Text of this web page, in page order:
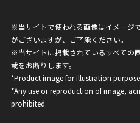
※当サイトで使われる画像はイメージ
がございますが、ご了承ください。
※当サイトに掲載されているすべての
載をお断りします。
*Product image for illustration
*Any use or reproduction of image,
prohibited.